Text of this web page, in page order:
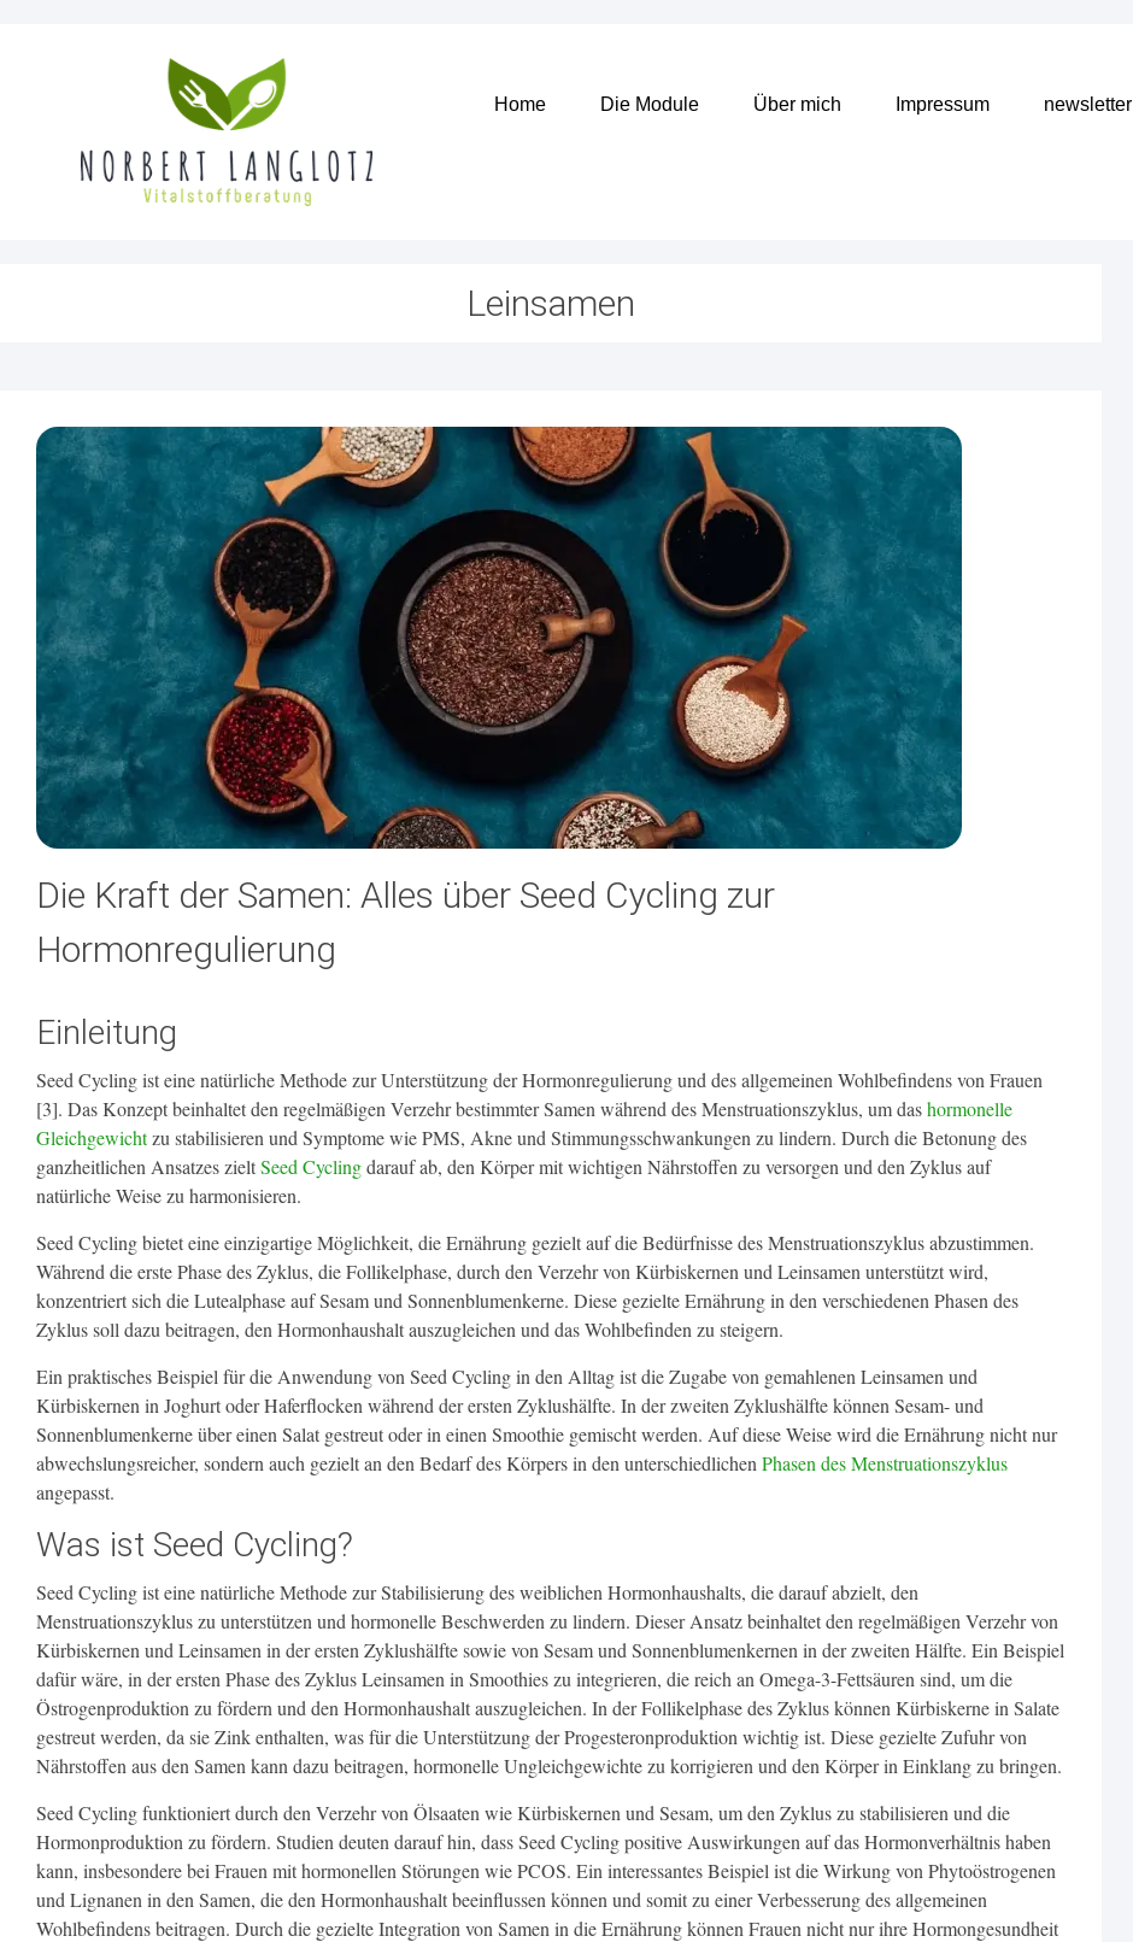
Home Die Module Über mich Impressum newsletter
Leinsamen
Die Kraft der Samen: Alles über Seed Cycling zur
Hormonregulierung
Einleitung
Seed Cycling ist eine natürliche Methode zur Unterstützung der Hormonregulierung und des allgemeinen Wohlbefindens von Frauen
[3]. Das Konzept beinhaltet den regelmäßigen Verzehr bestimmter Samen während des Menstruationszyklus, um dashormonelle
Gleichgewichtzu stabilisieren und Symptome wie PMS, Akne und Stimmungsschwankungen zu lindern. Durch die Betonung des
ganzheitlichen Ansatzes zieltSeed Cyclingdarauf ab, den Körper mit wichtigen Nährstoffen zu versorgen und den Zyklus auf
natürliche Weise zu harmonisieren.
Seed Cycling bietet eine einzigartige Möglichkeit, die Ernährung gezielt auf die Bedürfnisse des Menstruationszyklus abzustimmen.
Während die erste Phase des Zyklus, die Follikelphase, durch den Verzehr von Kürbiskernen und Leinsamen unterstützt wird,
konzentriert sich die Lutealphase auf Sesam und Sonnenblumenkerne. Diese gezielte Ernährung in den verschiedenen Phasen des
Zyklus soll dazu beitragen, den Hormonhaushalt auszugleichen und das Wohlbefinden zu steigern.
Ein praktisches Beispiel für die Anwendung von Seed Cycling in den Alltag ist die Zugabe von gemahlenen Leinsamen und
Kürbiskernen in Joghurt oder Haferflocken während der ersten Zyklushälfte. In der zweiten Zyklushälfte können Sesam- und
Sonnenblumenkerne über einen Salat gestreut oder in einen Smoothie gemischt werden. Auf diese Weise wird die Ernährung nicht nur
abwechslungsreicher, sondern auch gezielt an den Bedarf des Körpers in den unterschiedlichen Phasen des Menstruationszyklus
angepasst.
Was ist Seed Cycling?
Seed Cycling ist eine natürliche Methode zur Stabilisierung des weiblichen Hormonhaushalts, die darauf abzielt, den
Menstruationszyklus zu unterstützen und hormonelle Beschwerden zu lindern. Dieser Ansatz beinhaltet den regelmäßigen Verzehr von
Kürbiskernen und Leinsamen in der ersten Zyklushälfte sowie von Sesam und Sonnenblumenkernen in der zweiten Hälfte. Ein Beispiel
dafür wäre, in der ersten Phase des Zyklus Leinsamen in Smoothies zu integrieren, die reich an Omega-3-Fettsäuren sind, um die
Östrogenproduktion zu fördern und den Hormonhaushalt auszugleichen. In der Follikelphase des Zyklus können Kürbiskerne in Salate
gestreut werden, da sie Zink enthalten, was für die Unterstützung der Progesteronproduktion wichtig ist. Diese gezielte Zufuhr von
Nährstoffen aus den Samen kann dazu beitragen, hormonelle Ungleichgewichte zu korrigieren und den Körper in Einklang zu bringen.
Seed Cycling funktioniert durch den Verzehr von Ölsaaten wie Kürbiskernen und Sesam, um den Zyklus zu stabilisieren und die
Hormonproduktion zu fördern. Studien deuten darauf hin, dass Seed Cycling positive Auswirkungen auf das Hormonverhältnis haben
kann, insbesondere bei Frauen mit hormonellen Störungen wie PCOS. Ein interessantes Beispiel ist die Wirkung von Phytoöstrogenen
und Lignanen in den Samen, die den Hormonhaushalt beeinflussen können und somit zu einer Verbesserung des allgemeinen
Wohlbefindens beitragen. Durch die gezielte Integration von Samen in die Ernährung können Frauen nicht nur ihre Hormongesundheit